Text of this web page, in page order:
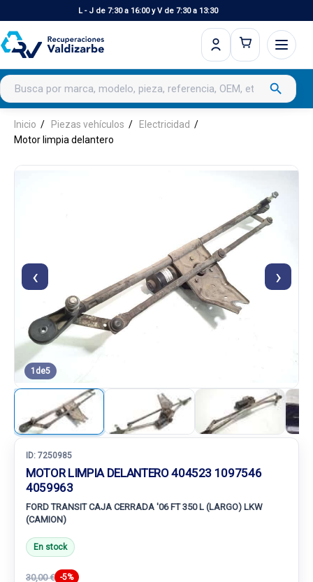
L - J de 7:30 a 16:00 y V de 7:30 a 13:30
Buscar productos search
Inicio Piezas vehículos
Electricidad
Motor limpia delantero
‹ ›
1 de5
ID: 7250985
MOTOR LIMPIA DELANTERO 404523 1097546
4059963
FORD TRANSIT CAJA CERRADA '06 FT 350 L (LARGO) LKW
(CAMION)
En stock
30,00 € -5%